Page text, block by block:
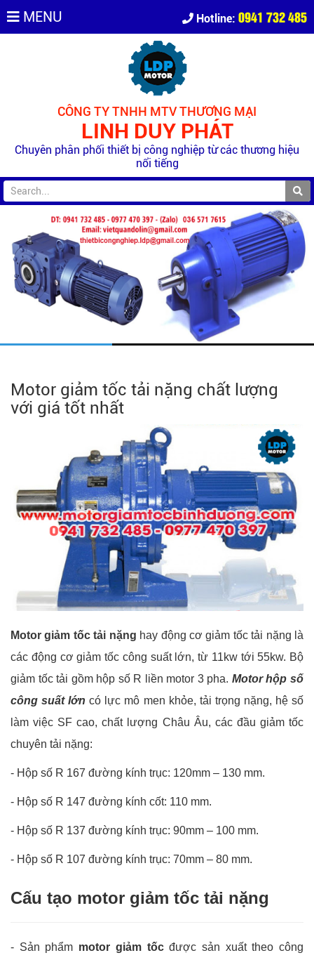
MENU Hotline: 0941 732 485
CÔNG TY TNHH MTV THƯƠNG MẠI
LINH DUY PHÁT
Chuyên phân phối thiết bị công nghiệp từ các thương hiệu
nổi tiếng
Motor giảm tốc tải nặng chất lượng
với giá tốt nhất
Motor giảm tốc tải nặng hay động cơ giảm tốc tải nặng là
các động cơ giảm tốc công suất lớn, từ 11kw tới 55kw. Bộ
giảm tốc tải gồm hộp số R liền motor 3 pha. Motor hộp số
công suất lớn có lực mô men khỏe, tải trọng nặng, hệ số
làm việc SF cao, chất lượng Châu Âu, các đầu giảm tốc
chuyên tải nặng:
- Hộp số R 167 đường kính trục: 120mm – 130 mm.
- Hộp số R 147 đường kính cốt: 110 mm.
- Hộp số R 137 đường kính trục: 90mm – 100 mm.
- Hộp số R 107 đường kính trục: 70mm – 80 mm.
Cấu tạo motor giảm tốc tải nặng
- Sản phẩm motor giảm tốcđược sản xuất theo công